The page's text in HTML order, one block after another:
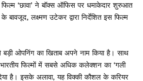
फिल्म ‘छावा’ ने बॉक्स ऑफिस पर धमाकेदार शुरुआत
बावजूद, लक्ष्मण उटेकर द्वारा निर्देशित इस फिल्म
बड़ी ओपनिंग का खिताब अपने नाम किया है। साथ
फिल्मों में सबसे अधिक कलेक्शन का ‘गली
दिया है। इसके अलावा, यह विक्की कौशल के करियर